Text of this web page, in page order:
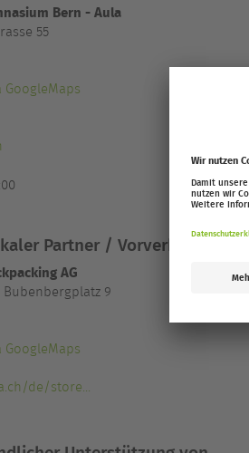
Bern - Aula
55
Partner /
AG
9
de/store...